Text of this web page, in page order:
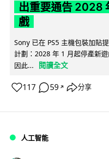
出重要通告 2028
戲
Sony 已在 PS5 主機包裝加貼
計劃：2028 年 1 月起停產新
因此...
閱讀全文
117 59 ↗ 分享
人工智能